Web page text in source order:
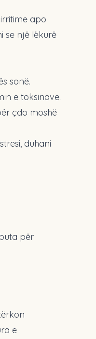
apo
se një lëkurë
sonë.
e toksinave.
çdo moshë
duhani
për
e